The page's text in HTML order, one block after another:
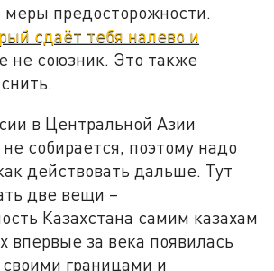
предосторожности.
сдаёт тебя налево и
не союзник. Это также
в Центральной Азии
собирается, поэтому надо
действовать дальше. Тут
две вещи –
Казахстана самим казахам
впервые за века появилась
границами и